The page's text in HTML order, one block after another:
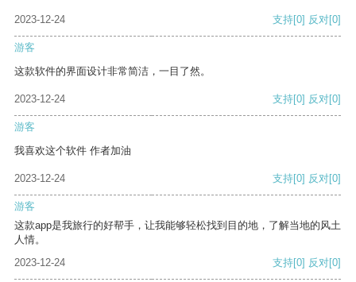
2023-12-24 支持[0] 反对[0]
游客
这款软件的界面设计非常简洁，一目了然。
2023-12-24 支持[0] 反对[0]
游客
我喜欢这个软件 作者加油
2023-12-24 支持[0] 反对[0]
游客
这款app是我旅行的好帮手，让我能够轻松找到目的地，了解当地的风土
人情。
2023-12-24
支持[0] 反对[0]